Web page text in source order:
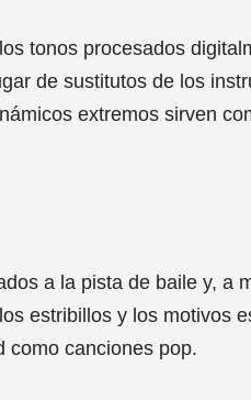
tonos procesados
de sustitutos de los
extremos sirven
a la pista de baile y, a
estribillos y los motivos
como canciones pop.